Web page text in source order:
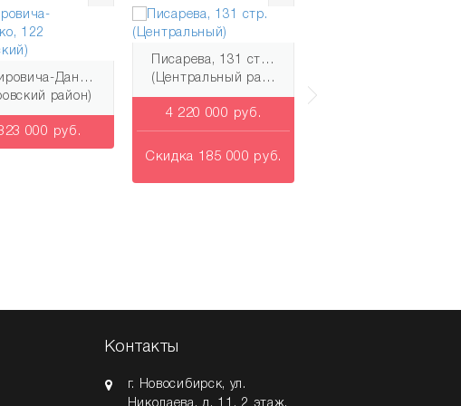
Немировича-Данченко, 122 (Кировский)
район)
руб.
Писарева, 131 стр. (Центральный)
(Центральный район)
4 220 000 руб.
Скидка 185 000 руб.
Контакты
г. Новосибирск, ул.